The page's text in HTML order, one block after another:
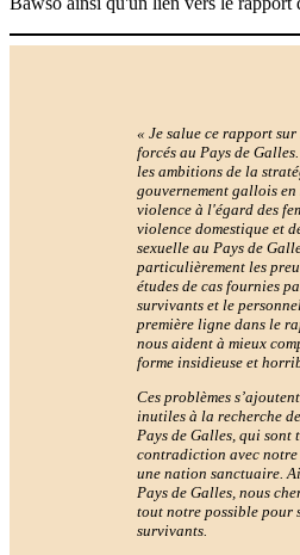
« Je salue ce rapport sur
forcés au Pays de
les ambitions de la
gouvernement gallois en
violence à l'égard des
violence domestique et
sexuelle au Pays de
particulièrement les
études de cas fournies
survivants et le
première ligne dans le
nous aident à mieux
forme insidieuse et
Ces problèmes
inutiles à la recherche
Pays de Galles, qui sont
contradiction avec notre
une nation sanctuaire.
Pays de Galles, nous
tout notre possible pour
survivants.